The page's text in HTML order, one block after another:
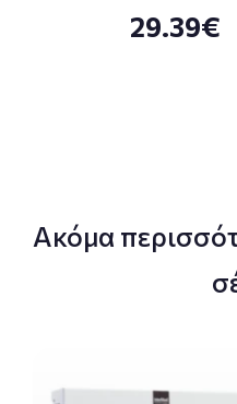
29.39€
Ακόμα